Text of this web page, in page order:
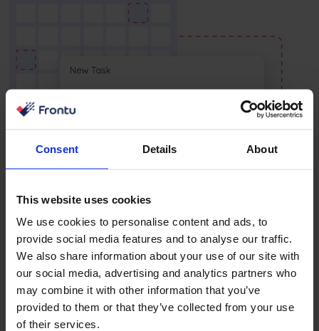
Consent Details About
This website uses cookies
We use cookies to personalise content and ads, to
provide social media features and to analyse our traffic.
We also share information about your use of our site with
our social media, advertising and analytics partners who
may combine it with other information that you’ve
provided to them or that they’ve collected from your use
of their services.
Creazione di attività con
attenzione ai dettagli